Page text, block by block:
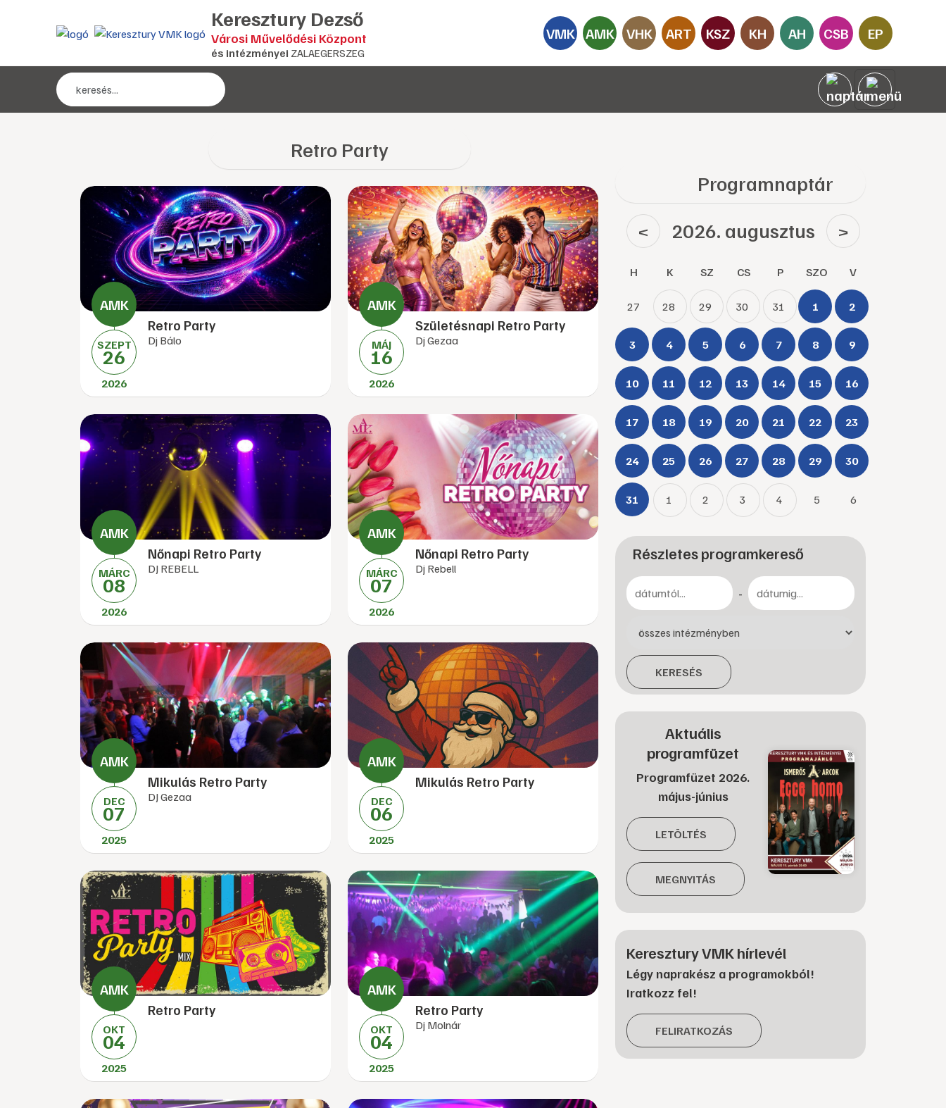
Keresztury Dezső
Városi Művelődési Központ
és intézményei ZALAEGERSZEG
VMK AMK VHK ART KSZ KH AH CSB EP
Retro Party
SZEPT
26
2026
Retro Party
Dj Bálo MÁJ
16
2026
Születésnapi Retro Party
Dj Gezaa
MÁRC
08
2026
Nőnapi Retro Party
DJ REBELL MÁRC
07
2026
Nőnapi Retro Party
Dj Rebell
DEC
07
2025
Mikulás Retro Party
DJ Gezaa DEC
06
2025
Mikulás Retro Party
OKT
04
2025
Retro Party
OKT
04
2025
Retro Party
Dj Molnár
Programnaptár
< 2026. augusztus >
H K SZ CS P SZO V
27 28 29 30 31 1 2
3 4 5 6 7 8 9
10 11 12 13 14 15 16
17 18 19 20 21 22 23
24 25 26 27 28 29 30
31 1 2 3 4 5 6
Részletes programkereső
-
KERESÉS
Aktuális
programfüzet
Programfüzet 2026.
május-június
LETÖLTÉS
MEGNYITÁS
Keresztury VMK hírlevél
Légy naprakész a programokból!
Iratkozz fel!
FELIRATKOZÁS